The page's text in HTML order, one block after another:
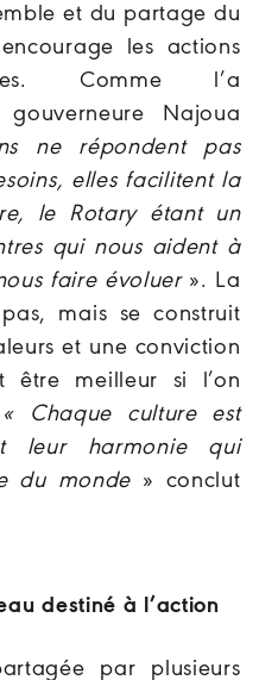
et du partage du
les actions
Comme l’a
gouverneure Najoua
ne répondent pas
elles facilitent la
le Rotary étant un
qui nous aident à
faire évoluer». La
mais se construit
et une conviction
être meilleur si l’on
« Chaque culture est
leur harmonie qui
du monde » conclut
destiné à l’action
par plusieurs